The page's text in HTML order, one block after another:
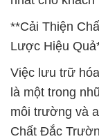
**Cải Thiện
Lược Hiệu
Việc lưu trữ
là một trong
môi trường và
Chất Đắc